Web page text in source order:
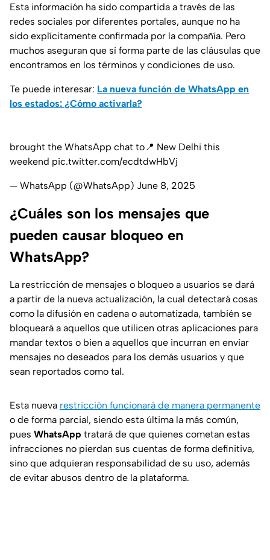
Esta información ha sido compartida a través de las
redes sociales por diferentes portales, aunque no ha
sido explícitamente confirmada por la compañía. Pero
muchos aseguran que sí forma parte de las cláusulas que
encontramos en los términos y condiciones de uso.
Te puede interesar: La nueva función de WhatsApp en
los estados: ¿Cómo activarla?
brought the WhatsApp chat to📍 New Delhi this
weekend pic.twitter.com/ecdtdwHbVj
— WhatsApp (@WhatsApp) June 8, 2025
¿Cuáles son los mensajes que
pueden causar bloqueo en
WhatsApp?
La restricción de mensajes o bloqueo a usuarios se dará
a partir de la nueva actualización, la cual detectará cosas
como la difusión en cadena o automatizada, también se
bloqueará a aquellos que utilicen otras aplicaciones para
mandar textos o bien a aquellos que incurran en enviar
mensajes no deseados para los demás usuarios y que
sean reportados como tal.
Esta nueva restricción funcionará de manera permanente
o de forma parcial, siendo esta última la más común,
pues WhatsApp tratará de que quienes cometan estas
infracciones no pierdan sus cuentas de forma definitiva,
sino que adquieran responsabilidad de su uso, además
de evitar abusos dentro de la plataforma.